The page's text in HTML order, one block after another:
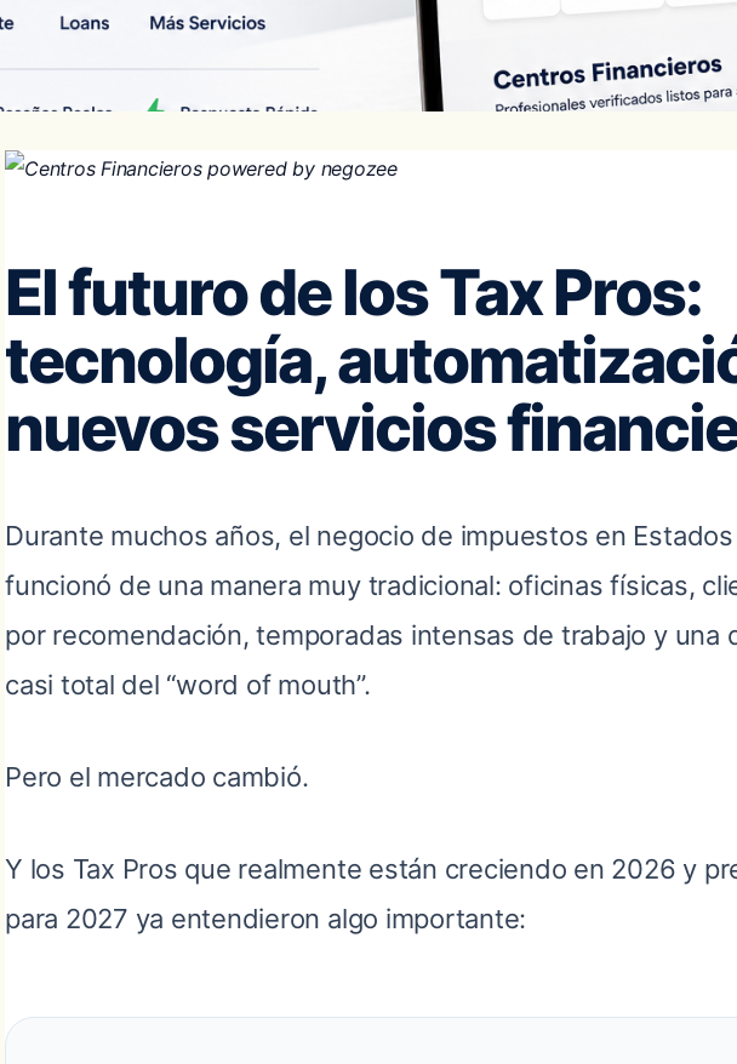
El futuro de los Tax Pros:
tecnología,
nuevos servicios
Durante muchos años, el negocio de impuestos en
funcionó de una manera muy tradicional: oficinas físicas,
por recomendación, temporadas intensas de trabajo y una
casi total del “word of mouth”.
Pero el mercado cambió.
Y los Tax Pros que realmente están creciendo en 2026 y
para 2027 ya entendieron algo importante: